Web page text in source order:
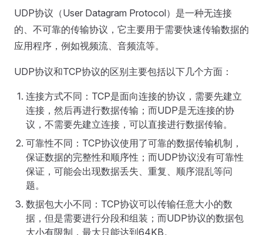
UDP协议（User Datagram Protocol）是一种无连接
的、不可靠的传输协议，它主要用于需要快速传输数据的
应用程序，例如视频流、音频流等。
UDP协议和TCP协议的区别主要包括以下几个方面：
连接方式不同：TCP是面向连接的协议，需要先建立
连接，然后再进行数据传输；而UDP是无连接的协
议，不需要先建立连接，可以直接进行数据传输。
可靠性不同：TCP协议使用了可靠的数据传输机制，
保证数据的完整性和顺序性；而UDP协议没有可靠性
保证，可能会出现数据丢失、重复、顺序混乱等问
题。
数据包大小不同：TCP协议可以传输任意大小的数
据，但是需要进行分段和组装；而UDP协议的数据包
大小有限制，最大只能达到64KB。